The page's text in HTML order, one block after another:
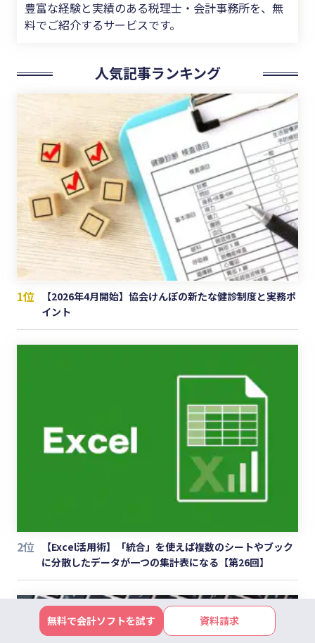
豊富な経験と実績のある税理士・会計事務所を、無
料でご紹介するサービスです。
人気記事ランキング
1位
【2026年4月開始】協会けんぽの新たな健診制度と実務ポ
イント
2位
【Excel活用術】「統合」を使えば複数のシートやブック
に分散したデータが一つの集計表になる【第26回】
無料で会計ソフトを試す 資料請求